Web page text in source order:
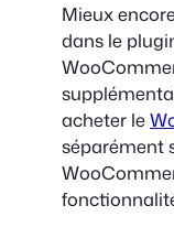
Mieux
dans le
acheter le
séparément